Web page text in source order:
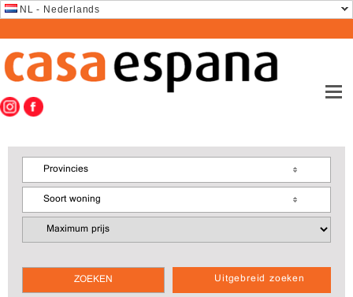
NL - Nederlands
Uitgebreid zoeken
Provincies
Soort woning